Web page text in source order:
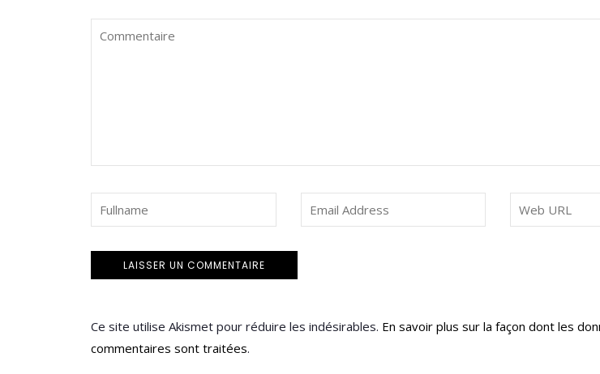
Ce site utilise Akismet pour réduire les indésirables. En savoir plus sur la façon dont les
commentaires sont traitées.